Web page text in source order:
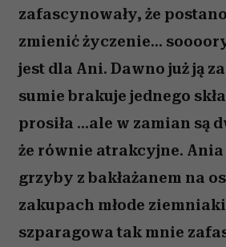
zafascynowały, że
zmienić życzenie...
jest dla Ani. Dawno już ją
sumie brakuje jednego
prosiła ...ale w zamian są
że równie atrakcyjne. Ania
grzyby z bakłażanem na
zakupach młode
szparagowa tak mnie